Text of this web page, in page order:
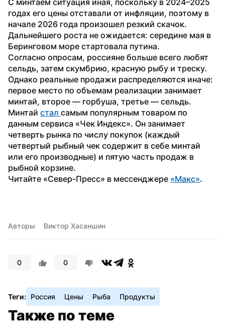
годах его цены отставали от инфляции, поэтому в
начале 2026 года произошел резкий скачок.
Дальнейшего роста не ожидается: середине мая в
Беринговом море стартовала путина.
Согласно опросам, россияне больше всего любят
сельдь, затем скумбрию, красную рыбу и треску.
Однако реальные продажи распределяются иначе:
первое место по объемам реализации занимает
минтай, второе — горбуша, третье — сельдь.
Минтай стал самым популярным товаром по
данным сервиса «Чек Индекс». Он занимает
четверть рынка по числу покупок (каждый
четвертый рыбный чек содержит в себе минтай
или его производные) и пятую часть продаж в
рыбной корзине.
Читайте «Север-Пресс» в мессенджере «Макс».
Авторы Виктор Хасаншин
0 0
Теги: Россия Цены Рыба Продукты
Также по теме